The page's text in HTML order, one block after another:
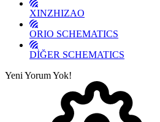
XINZHIZAO
ORIO SCHEMATICS
DİĞER SCHEMATICS
Yeni Yorum Yok!